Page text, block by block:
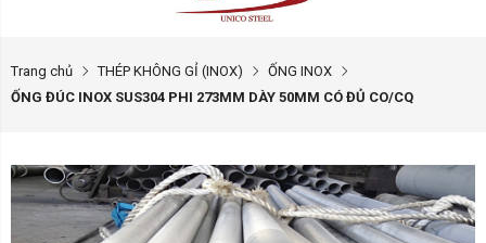
Trang chủ THÉP KHÔNG GỈ (INOX)
ỐNG INOX
ỐNG ĐÚC INOX SUS304 PHI 273MM DÀY 50MM CÓ ĐỦ CO/CQ